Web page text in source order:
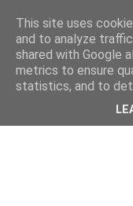
This site uses
and to analyze
shared with Google
metrics to ensure
statistics, and to